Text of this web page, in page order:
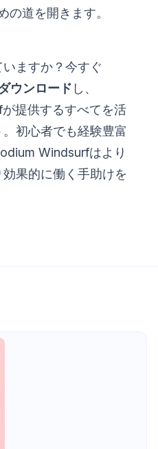
の道を開きます。
ますか？今すぐ
ウンロード し、
提供するすべてを活
初心者でも経験豊富
Windsurfはより
果的に働く手助けを